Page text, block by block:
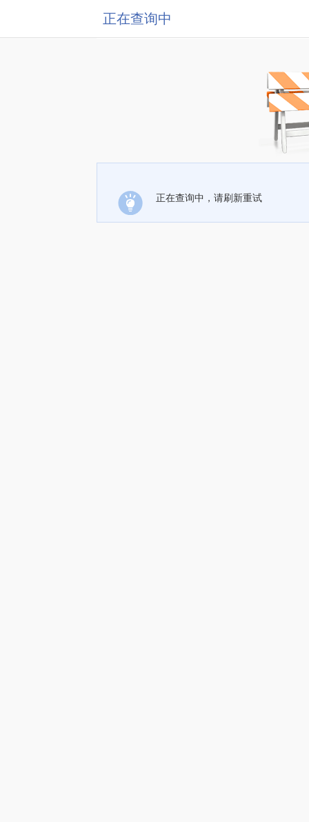
正在查询中
正在查询中，请刷新重试